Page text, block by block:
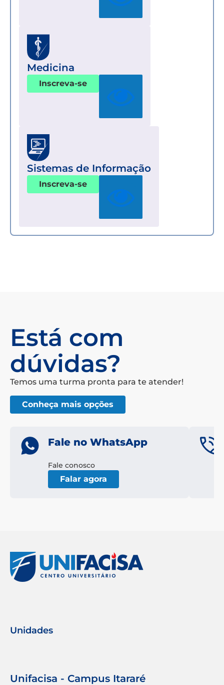
Medicina
Inscreva-se
Sistemas de Informação
Inscreva-se
Está com
dúvidas?
Temos uma turma pronta para te atender!
Conheça mais opções
Fale no WhatsApp
Fale conosco
Falar agora
Unidades
Unifacisa - Campus Itararé